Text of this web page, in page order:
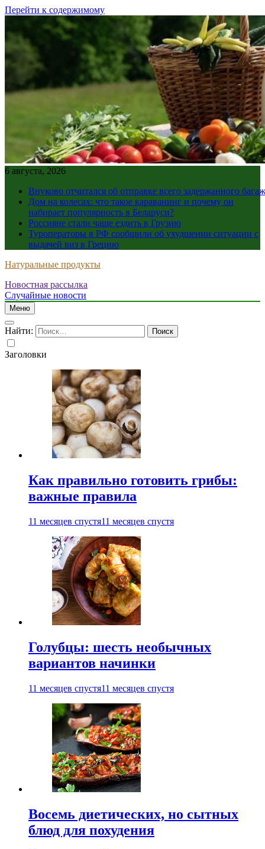
Перейти к содержимому
6 августа, 2026
Внуково отчитался об отправке всего задержанного
Дом на колесах: что такое караванинг и почему он
набирает популярность в Беларуси?
Россияне стали чаще ездить в Грузию
Туроператоры в РФ сообщили об ухудшении ситуации с
выдачей виз в Грецию
Натуральные продукты
Новостная рассылка
Случайные новости
Меню
Найти:
Заголовки
Как правильно готовить грибы:
важные правила
11 месяцев спустя11 месяцев спустя
Голубцы: шесть необычных
вариантов начинки
11 месяцев спустя11 месяцев спустя
Восемь диетических, но сытных
блюд для похудения